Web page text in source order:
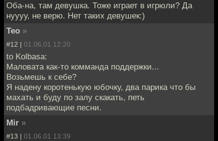
Оба-на, там девушка. Тоже играет в игрюли? Да
нуууу, не верю. Нет таких девушек:)
Teo »
#12 | 01.06.01 12:20
to Kolbasa:
Маловата как-то комманда поддержки...
Возьмешь к себе?
Я надену коротенькую юбочку, два парика что бы
махать и буду по залу скакать, петь
подбадривающие песни.
Mir »
#13 | 01.06.01 13:39